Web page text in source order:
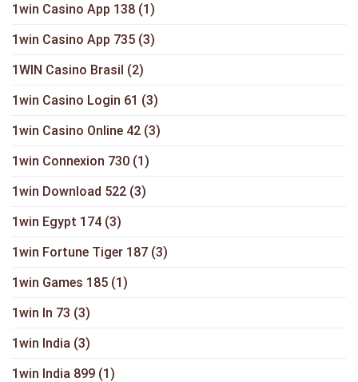
1win Casino App 138 (1)
1win Casino App 735 (3)
1WIN Casino Brasil (2)
1win Casino Login 61 (3)
1win Casino Online 42 (3)
1win Connexion 730 (1)
1win Download 522 (3)
1win Egypt 174 (3)
1win Fortune Tiger 187 (3)
1win Games 185 (1)
1win In 73 (3)
1win India (3)
1win India 899 (1)